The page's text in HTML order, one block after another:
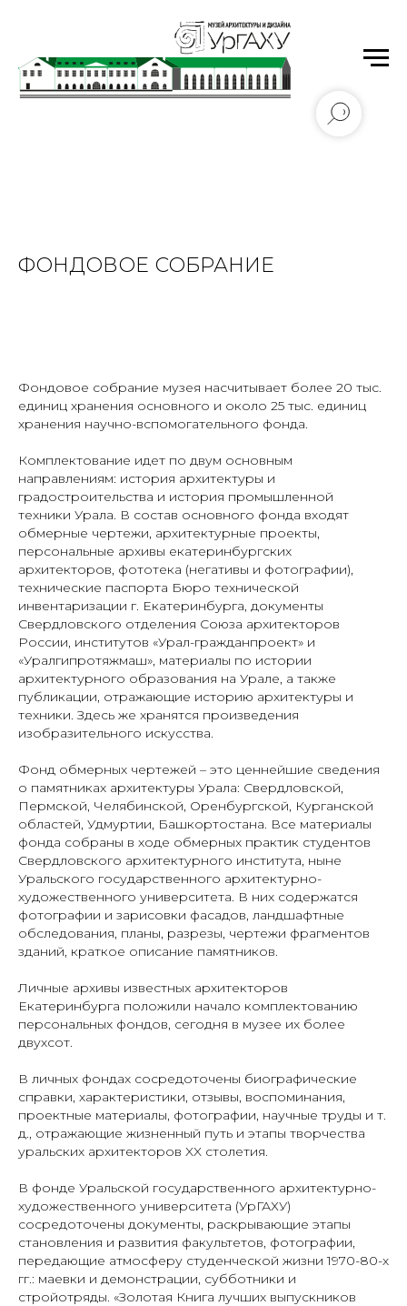
Уральский государственный архитектурно-
художественный университет имени Н.С. Алфёрова
ФОНДОВОЕ СОБРАНИЕ
Фондовое собрание музея насчитывает более 20 тыс.
единиц хранения основного и около 25 тыс. единиц
хранения научно-вспомогательного фонда.
Комплектование идет по двум основным
направлениям: история архитектуры и
градостроительства и история промышленной
техники Урала. В состав основного фонда входят
обмерные чертежи, архитектурные проекты,
персональные архивы екатеринбургских
архитекторов, фототека (негативы и фотографии),
технические паспорта Бюро технической
инвентаризации г. Екатеринбурга, документы
Свердловского отделения Союза архитекторов
России, институтов «Урал-гражданпроект» и
«Уралгипротяжмаш», материалы по истории
архитектурного образования на Урале, а также
публикации, отражающие историю архитектуры и
техники. Здесь же хранятся произведения
изобразительного искусства.
Фонд обмерных чертежей – это ценнейшие сведения
о памятниках архитектуры Урала: Свердловской,
Пермской, Челябинской, Оренбургской, Курганской
областей, Удмуртии, Башкортостана. Все материалы
фонда собраны в ходе обмерных практик студентов
Свердловского архитектурного института, ныне
Уральского государственного архитектурно-
художественного университета. В них содержатся
фотографии и зарисовки фасадов, ландшафтные
обследования, планы, разрезы, чертежи фрагментов
зданий, краткое описание памятников.
Личные архивы известных архитекторов
Екатеринбурга положили начало комплектованию
персональных фондов, сегодня в музее их более
двухсот.
В личных фондах сосредоточены биографические
справки, характеристики, отзывы, воспоминания,
проектные материалы, фотографии, научные труды и т.
д., отражающие жизненный путь и этапы творчества
уральских архитекторов XX столетия.
В фонде Уральской государственного архитектурно-
художественного университета (УрГАХУ)
сосредоточены документы, раскрывающие этапы
становления и развития факультетов, фотографии,
передающие атмосферу студенческой жизни 1970-80-х
гг.: маевки и демонстрации, субботники и
стройотряды. «Золотая Книга лучших выпускников